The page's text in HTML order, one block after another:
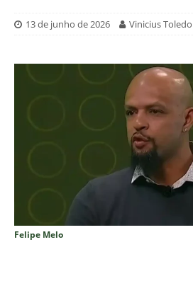
13 de junho de 2026 Vinicius Toledo
Felipe Melo